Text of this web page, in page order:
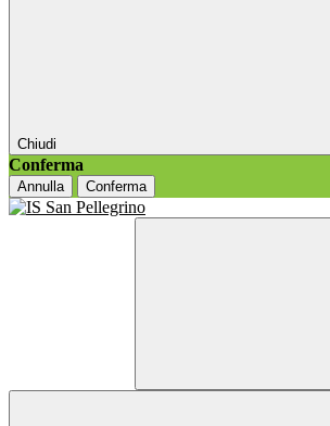
Chiudi
Conferma
Annulla Conferma